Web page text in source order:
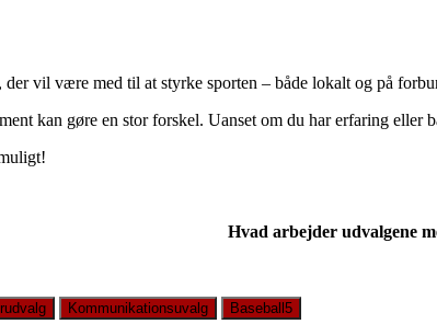
vil være med til at styrke sporten – både lokalt og på
kan gøre en stor forskel. Uanset om du har erfaring eller
Hvad arbejder udvalgene
Kommunikationsuvalg Baseball5